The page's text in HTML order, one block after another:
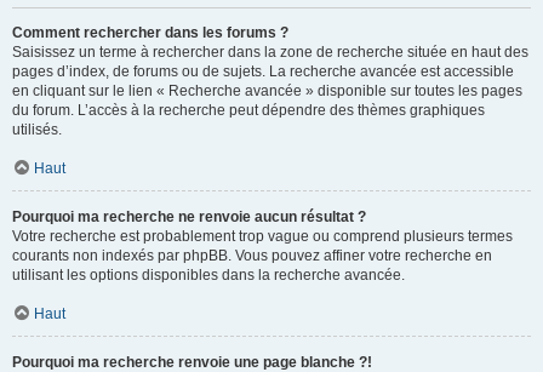
Comment rechercher dans les forums ?
Saisissez un terme à rechercher dans la zone de recherche située en haut des
pages d’index, de forums ou de sujets. La recherche avancée est accessible
en cliquant sur le lien « Recherche avancée » disponible sur toutes les pages
du forum. L’accès à la recherche peut dépendre des thèmes graphiques
utilisés.
Haut
Pourquoi ma recherche ne renvoie aucun résultat ?
Votre recherche est probablement trop vague ou comprend plusieurs termes
courants non indexés par phpBB. Vous pouvez affiner votre recherche en
utilisant les options disponibles dans la recherche avancée.
Haut
Pourquoi ma recherche renvoie une page blanche ?!